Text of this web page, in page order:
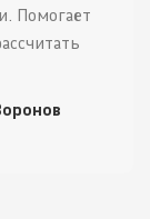
Помогает